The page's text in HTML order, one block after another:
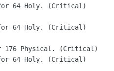
for 64 Holy. (Critical)
for 64 Holy. (Critical)
for 176 Physical. (Critical)
for 64 Holy. (Critical)